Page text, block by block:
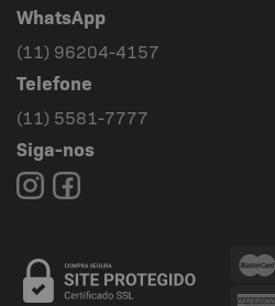
WhatsApp
(11) 96204-4157
Telefone
(11) 5581-7777
Siga-nos